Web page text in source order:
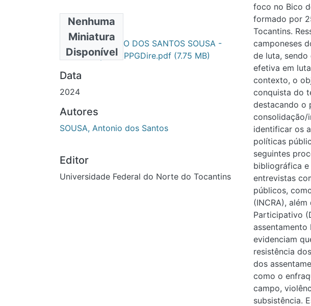
Nenhuma
Miniatura
Disponível
Arquivos
ANTONIO DOS SANTOS SOUSA -
DISSERTAÇÃO - PPGDire.pdf (7.75 MB)
Data
2024
Autores
SOUSA, Antonio dos Santos
Editor
Universidade Federal do Norte do Tocantins
foco no Bico
formado por
Tocantins.
camponeses
de luta,
efetiva em
contexto, o
conquista do
destacando o
consolidação/
identificar os
políticas
seguintes
bibliográfica
entrevistas
públicos,
(INCRA),
Participativo
assentamento
evidenciam
resistência
dos
como o
campo,
subsistência.